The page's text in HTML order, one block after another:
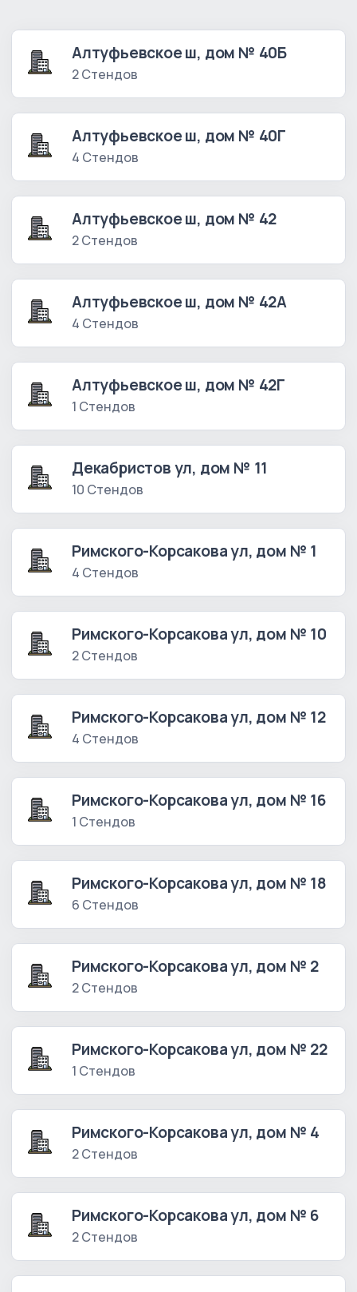
Алтуфьевское ш, дом № 40Б
2 Стендов
Алтуфьевское ш, дом № 40Г
4 Стендов
Алтуфьевское ш, дом № 42
2 Стендов
Алтуфьевское ш, дом № 42А
4 Стендов
Алтуфьевское ш, дом № 42Г
1 Стендов
Декабристов ул, дом № 11
10 Стендов
Римского-Корсакова ул, дом № 1
4 Стендов
Римского-Корсакова ул, дом № 10
2 Стендов
Римского-Корсакова ул, дом № 12
4 Стендов
Римского-Корсакова ул, дом № 16
1 Стендов
Римского-Корсакова ул, дом № 18
6 Стендов
Римского-Корсакова ул, дом № 2
2 Стендов
Римского-Корсакова ул, дом № 22
1 Стендов
Римского-Корсакова ул, дом № 4
2 Стендов
Римского-Корсакова ул, дом № 6
2 Стендов